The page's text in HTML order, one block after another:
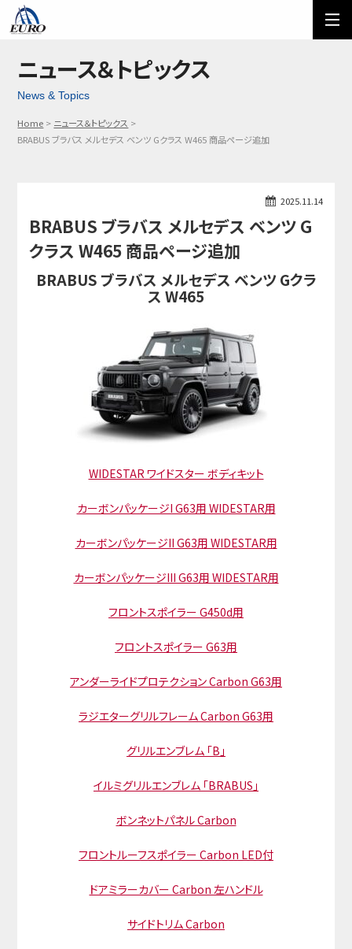
オーダーフォーム
メール問い合わせ
03-5674-7742
ニュース＆トピックス
News & Topics
Home
ニュース＆トピックス
BRABUS ブラバス メルセデス ベンツ Gクラス W465 商品ページ追加
2025.11.14
BRABUS ブラバス メルセデス ベンツ G
クラス W465 商品ページ追加
BRABUS ブラバス メルセデス ベンツ Gクラ
ス W465
WIDESTAR ワイドスター ボディキット
カーボンパッケージI G63用 WIDESTAR用
カーボンパッケージII G63用 WIDESTAR用
カーボンパッケージIII G63用 WIDESTAR用
フロントスポイラー G450d用
フロントスポイラー G63用
アンダーライドプロテクション Carbon G63用
ラジエターグリルフレーム Carbon G63用
グリルエンブレム 「B」
イルミグリルエンブレム 「BRABUS」
ボンネットパネル Carbon
フロントルーフスポイラー Carbon LED付
ドアミラーカバー Carbon 左ハンドル
サイドトリム Carbon